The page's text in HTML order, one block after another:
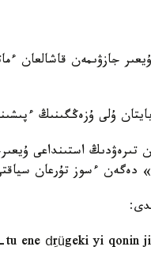
جازۋىمەن قاشالعان
ۇلى ۇزەڭگىنىڭ
تىرەۋدىڭ استىنداعى
دەگەن ءسوز تۇرعان